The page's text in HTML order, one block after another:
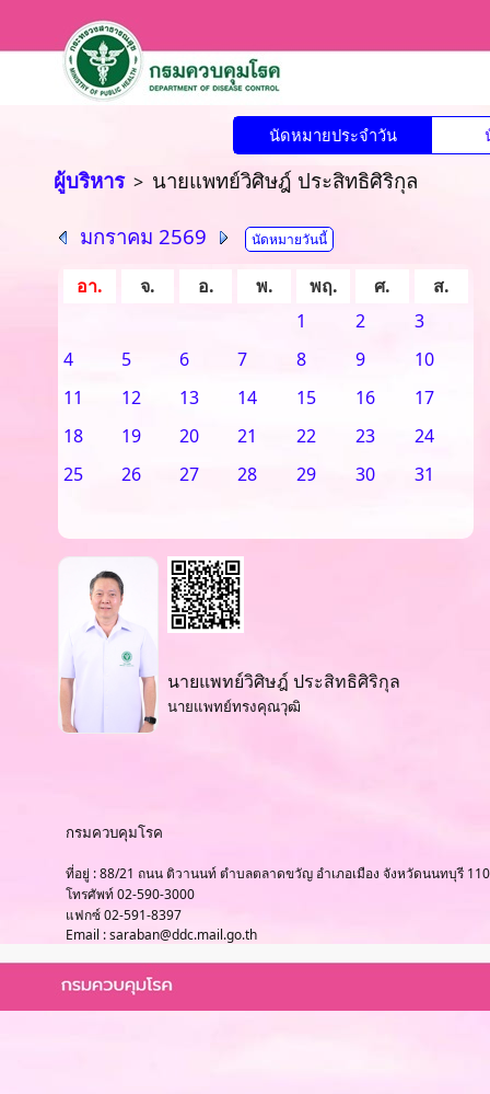
นัดหมายประจำวัน
ผู้บริหาร> นายแพทย์วิศิษฎ์ ประสิทธิศิริกุล
มกราคม 2569 นัดหมายวันนี้
อา. จ. อ. พ. พฤ. ศ.
ส.
1
2
3
4
5 6 7 8 9
10
11
12 13 14 15 16
17
18
19 20 21 22 23
24
25
26 27 28 29 30 31
นายแพทย์วิศิษฎ์ ประสิทธิศิริกุล
นายแพทย์ทรงคุณวุฒิ
กรมควบคุมโรค
ที่อยู่ : 88/21 ถนน ติวานนท์ ตำบลตลาดขวัญ อำเภอเมือง จังหวัดนนทบุรี
โทรศัพท์ 02-590-3000
แฟกซ์ 02-591-8397
Email : saraban@ddc.mail.go.th